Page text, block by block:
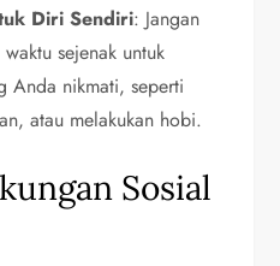
Diri Sendiri: Jangan
sejenak untuk
Anda nikmati, seperti
atau melakukan hobi.
Sosial